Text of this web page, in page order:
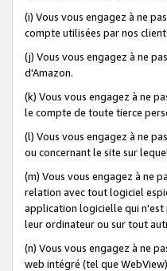
(i) Vous vous engagez à ne
compte utilisées par nos
(j) Vous vous engagez à ne
d'Amazon.
(k) Vous vous engagez à ne
le compte de toute tierce
(l) Vous vous engagez à ne
ou concernant le site sur
(m) Vous vous engagez à ne
relation avec tout logiciel
application logicielle qui n'est
leur ordinateur ou sur tout
(n) Vous vous engagez à ne
web intégré (tel que